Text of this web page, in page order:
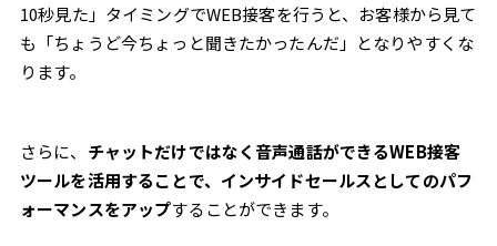
10秒見た」タイミングでWEB接客を行うと、お客様から見て
も「ちょうど今ちょっと聞きたかったんだ」となりやすくな
ります。
さらに、 チャットだけではなく音声通話ができるWEB接客
ツールを活用することで、インサイドセールスとしてのパフ
ォーマンスをアップすることができます。